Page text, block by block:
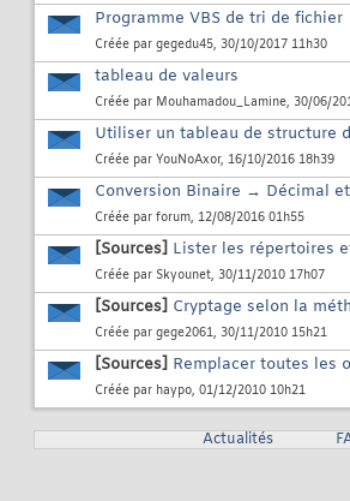
Programme VBS de tri de fichier
Créée par gegedu45, 30/10/2017 11h30
tableau de valeurs
Créée par Mouhamadou_Lamine, 30/06/
Utiliser un tableau de structure
Créée par YouNoAxor, 16/10/2016 18h39
Conversion Binaire → Décimal
Créée par forum, 12/08/2016 01h55
[Sources] Lister les répertoires
Créée par Skyounet, 30/11/2010 17h07
[Sources] Cryptage selon la
Créée par gege2061, 30/11/2010 15h21
[Sources] Remplacer toutes les
Créée par haypo, 01/12/2010 10h21
Actualités